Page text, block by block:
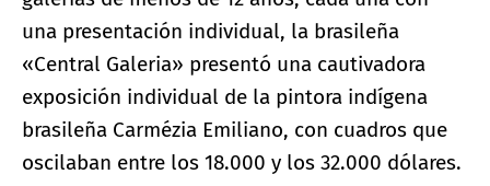
una presentación individual, la brasileña
«Central Galeria» presentó una cautivadora
exposición individual de la pintora indígena
brasileña Carmézia Emiliano, con cuadros que
oscilaban entre los 18.000 y los 32.000 dólares.